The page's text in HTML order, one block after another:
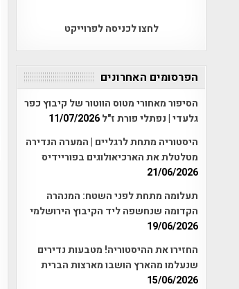
לחצו לכניסה לפרוייקט
הפרסומים האחרונים
הסיפור מאחורי מטוס הווטור של קיבוץ כפר
גלעדי | נפתלי פורת ז"ל11/07/2026
היסטוריה מתחת לרגליים | המערה הנדירה
מטלטלת את הארכיאולוגים בפוריידיס
21/06/2026
תעלומה מתחת לפני השטח: המנהרה
הקדומה שנחשפה ליד הקיבוץ הירושלמי
19/06/2026
החזירו את ההיסטוריה! מטבעות נדירים
שנעלמו מהארץ הושבו מארצות הברית
15/06/2026